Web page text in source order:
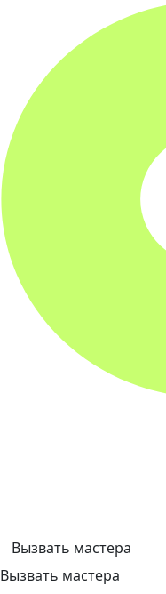
Вызвать мастера
Вызвать мастера